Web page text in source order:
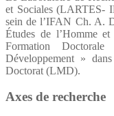
et Sociales (LARTES-
sein de l’IFAN Ch. A.
Études de l’Homme
Formation
Développement »
Doctorat (LMD).
Axes de recherche